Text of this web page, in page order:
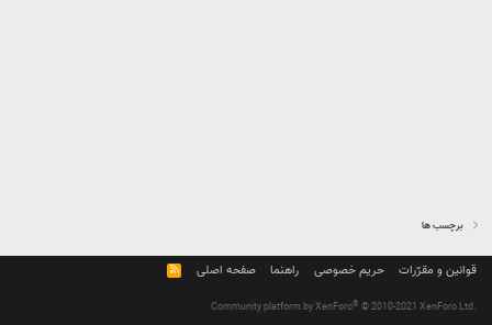
برچسب ها
قوانین و مقرّرات حریم خصوصی راهنما صفحه اصلی
R
S
Community platform by XenForo® © 2010-2021 XenForo Ltd.